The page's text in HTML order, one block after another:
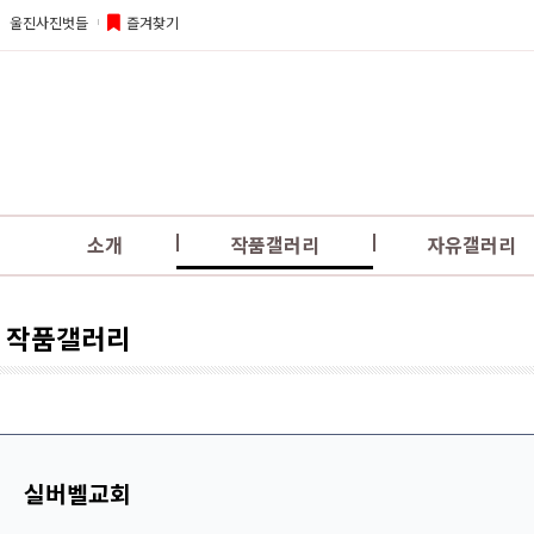
울진사진벗들 즐겨찾기
소개 작품갤러리 자유갤러리
작품갤러리
실버벨교회